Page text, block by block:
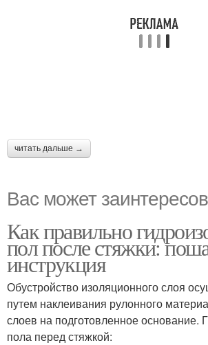
читать дальше →
Вас может
Как правильно
пол после стяжки:
инструкция
Обустройство изоляционного слоя
путем наклеивания рулонного
слоев на подготовленное основание.
пола перед стяжкой: